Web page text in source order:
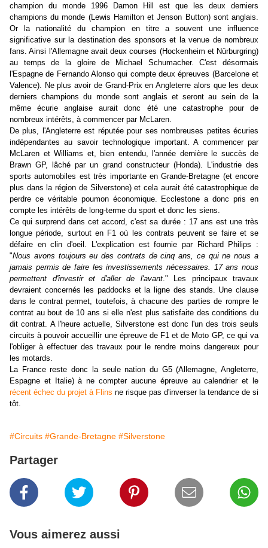
champion du monde 1996 Damon Hill est que les deux derniers
champions du monde (Lewis Hamilton et Jenson Button) sont anglais.
Or la nationalité du champion en titre a souvent une influence
significative sur la destination des sponsors et la venue de nombreux
fans. Ainsi l'Allemagne avait deux courses (Hockenheim et Nürburgring)
au temps de la gloire de Michael Schumacher. C'est désormais
l'Espagne de Fernando Alonso qui compte deux épreuves (Barcelone et
Valence). Ne plus avoir de Grand-Prix en Angleterre alors que les deux
derniers champions du monde sont anglais et seront au sein de la
même écurie anglaise aurait donc été une catastrophe pour de
nombreux intérêts, à commencer par McLaren.
De plus, l'Angleterre est réputée pour ses nombreuses petites écuries
indépendantes au savoir technologique important. A commencer par
McLaren et Williams et, bien entendu, l'année dernière le succès de
Brawn GP, lâché par un grand constructeur (Honda). L'industrie des
sports automobiles est très importante en Grande-Bretagne (et encore
plus dans la région de Silverstone) et cela aurait été catastrophique de
perdre ce véritable poumon économique. Ecclestone a donc pris en
compte les intérêts de long-terme du sport et donc les siens.
Ce qui surprend dans cet accord, c'est sa durée : 17 ans est une très
longue période, surtout en F1 où les contrats peuvent se faire et se
défaire en clin d'oeil. L'explication est fournie par Richard Philips :
"Nous avons toujours eu des contrats de cinq ans, ce qui ne nous a
jamais permis de faire les investissements nécessaires. 17 ans nous
permettent d'investir et d'aller de l'avant." Les principaux travaux
devraient concernés les paddocks et la ligne des stands. Une clause
dans le contrat permet, toutefois, à chacune des parties de rompre le
contrat au bout de 10 ans si elle n'est plus satisfaite des conditions du
dit contrat. A l'heure actuelle, Silverstone est donc l'un des trois seuls
circuits à pouvoir accueillir une épreuve de F1 et de Moto GP, ce qui va
l'obliger à effectuer des travaux pour le rendre moins dangereux pour
les motards.
La France reste donc la seule nation du G5 (Allemagne, Angleterre,
Espagne et Italie) à ne compter aucune épreuve au calendrier et le
récent échec du projet à Flins ne risque pas d'inverser la tendance de si
tôt.
#Circuits #Grande-Bretagne #Silverstone
Partager
Vous aimerez aussi